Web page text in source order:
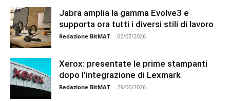
Jabra amplia la gamma Evolve3 e
supporta ora tutti i diversi stili di lavoro
Redazione BitMAT - 02/07/2026
Xerox: presentate le prime stampanti
dopo l’integrazione di Lexmark
Redazione BitMAT - 29/06/2026